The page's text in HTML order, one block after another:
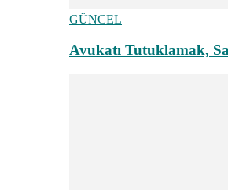
GÜNCEL
Avukatı Tutuklamak,